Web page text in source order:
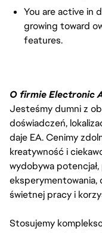
You are active in
growing toward
features.
O firmie Electronic
Jesteśmy dumni z
doświadczeń,
daje EA. Cenimy
kreatywność i
wydobywa
eksperymentowania,
świetnej pracy i
Stosujemy